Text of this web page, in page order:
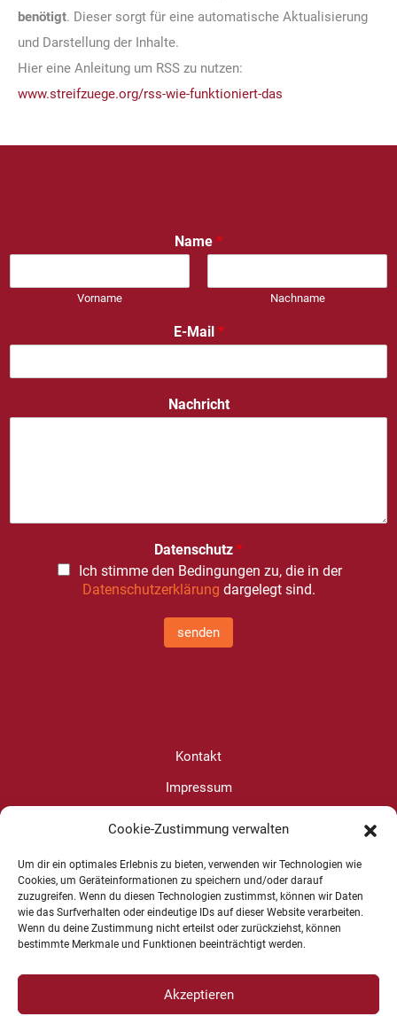
Cookie-Zustimmung verwalten
Um dir ein optimales Erlebnis zu bieten, verwenden wir Technologien wie
Cookies, um Geräteinformationen zu speichern und/oder darauf
zuzugreifen. Wenn du diesen Technologien zustimmst, können wir Daten
wie das Surfverhalten oder eindeutige IDs auf dieser Website verarbeiten.
Wenn du deine Zustimmung nicht erteilst oder zurückziehst, können
bestimmte Merkmale und Funktionen beeinträchtigt werden.
Akzeptieren
benötigt. Dieser sorgt für eine automatische Aktualisierung
und Darstellung der Inhalte.
Hier eine Anleitung um RSS zu nutzen:
www.streifzuege.org/rss-wie-funktioniert-das
Name *
Vorname Nachname
E-Mail *
Nachricht
Datenschutz *
Ich stimme den Bedingungen zu, die in der
Datenschutzerklärung dargelegt sind.
senden
Kontakt
Impressum
Christine Wanjura
+49 1625 624599